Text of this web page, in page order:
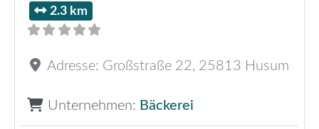
2.3 km
Adresse: Großstraße 22, 25813 Husum
Unternehmen: Bäckerei